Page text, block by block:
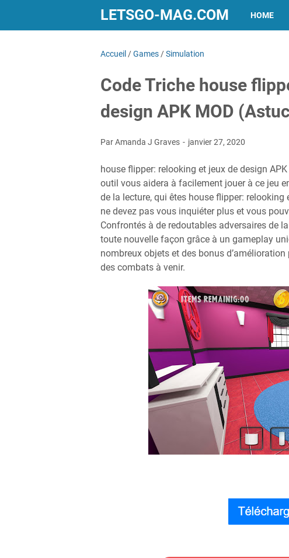
LETSGO-MAG.COM HOME
Accueil /Games /Simulation
Code Triche house
design APK MOD
Par Amanda J Graves janvier 27, 2020
house flipper: relooking et jeux de design
outil vous aidera à facilement jouer à ce jeu
de la lecture, qui êtes house flipper:
ne devez pas vous inquiéter plus et vous
Confrontés à de redoutables adversaires de
toute nouvelle façon grâce à un gameplay
nombreux objets et des bonus
des combats à venir.